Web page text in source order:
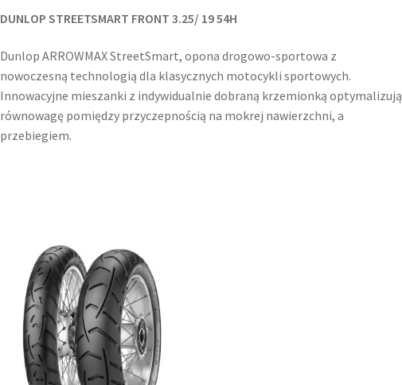
DUNLOP STREETSMART FRONT 3.25/ 19 54H
Dunlop ARROWMAX StreetSmart, opona drogowo-sportowa z
nowoczesną technologią dla klasycznych motocykli sportowych.
Innowacyjne mieszanki z indywidualnie dobraną krzemionką optymalizują
równowagę pomiędzy przyczepnością na mokrej nawierzchni, a
przebiegiem.